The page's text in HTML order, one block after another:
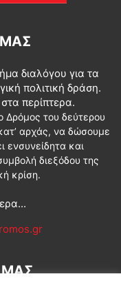
διαλόγου για τα
πολιτική δράση.
περίπτερα.
Δρόμος του δεύτερου
αρχάς, να δώσουμε
ενσυνείδητα και
διεξόδου της
κρίση.
ΜΑΣ